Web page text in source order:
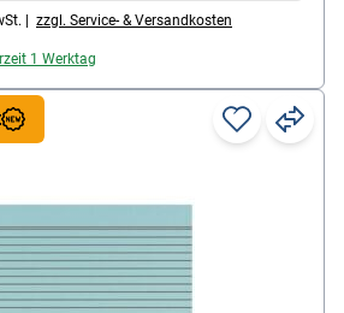
| zzgl. Service- & Versandkosten
1 Werktag